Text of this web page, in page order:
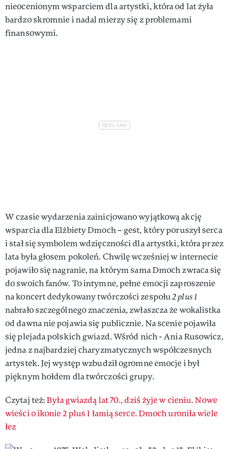
nieocenionym wsparciem dla artystki, która od lat żyła
bardzo skromnie i nadal mierzy się z problemami
finansowymi.
W czasie wydarzenia zainicjowano wyjątkową akcję
wsparcia dla Elżbiety Dmoch – gest, który poruszył serca
i stał się symbolem wdzięczności dla artystki, która przez
lata była głosem pokoleń. Chwilę wcześniej w internecie
pojawiło się nagranie, na którym sama Dmoch zwraca się
do swoich fanów. To intymne, pełne emocji zaproszenie
na koncert dedykowany twórczości zespołu2 plus 1
nabrało szczególnego znaczenia, zwłaszcza że wokalistka
od dawna nie pojawia się publicznie. Na scenie pojawiła
się plejada polskich gwiazd. Wśród nich - Ania Rusowicz,
jedna z najbardziej charyzmatycznych współczesnych
artystek. Jej występ wzbudził ogromne emocje i był
pięknym hołdem dla twórczości grupy.
Czytaj też:Była gwiazdą lat 70., dziś żyje w cieniu. Nowe
wieści o ikonie 2 plus 1 łamią serce. Dmoch uroniła wiele
łez